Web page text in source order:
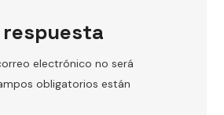
respuesta
electrónico no será
obligatorios están